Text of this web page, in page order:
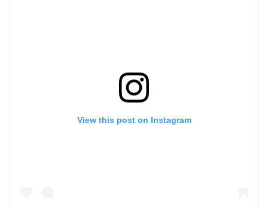
View this post on Instagram